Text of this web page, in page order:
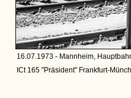
16.07.1973 - Mannheim,
ICt 165 "Präsident" Frankfurt-